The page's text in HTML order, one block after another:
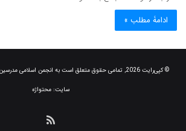
ادامۀ مطلب »
© کپی‌رایت 2026, تمامی حقوق متعلق است به انجمن
سایت: محتواژه